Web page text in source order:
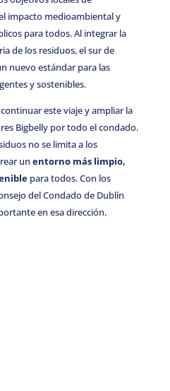
impacto medioambiental y
para todos. Al integrar la
de los residuos, el sur de
nuevo estándar para las
y sostenibles.
este viaje y ampliar la
Bigbelly por todo el condado.
no se limita a los
un entorno máslimpio,
para todos. Con los
del Condado de Dublín
en esa dirección.